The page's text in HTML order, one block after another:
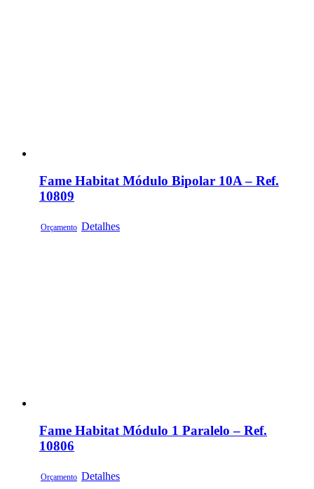
Fame Habitat Módulo Bipolar 10A – Ref.
10809
Orçamento Detalhes
Fame Habitat Módulo 1 Paralelo – Ref.
10806
Orçamento Detalhes